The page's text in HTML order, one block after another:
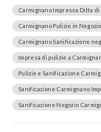
Carmignano Impressa Ditta di
Carmignano Pulizie in Negozio
Carmignano Sanificazione
Impresa di pulizie a
Pulizie e Sanificazione
Sanificazione Carmignano
Sanificazione Negozio